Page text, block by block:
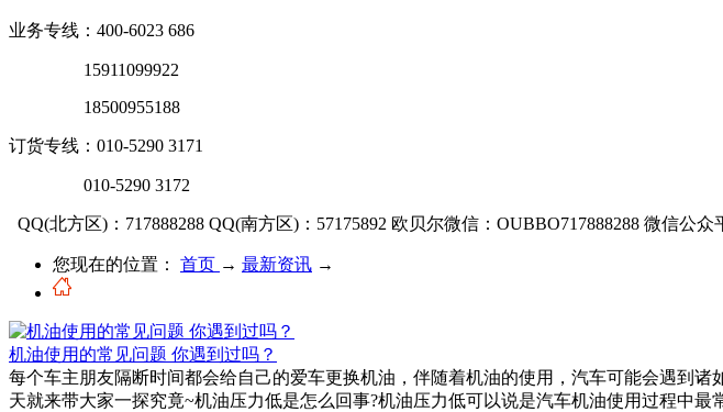
业务专线：400-6023 686
15911099922
18500955188
订货专线：010-5290 3171
010-5290 3172
QQ(北方区)：717888288 QQ(南方区)：57175892 欧贝尔微信：OUBBO717888288 微信公众
您现在的位置： 首页 → 最新资讯 →
机油使用的常见问题 你遇到过吗？
每个车主朋友隔断时间都会给自己的爱车更换机油，伴随着机油的使用，汽车可能会遇到
天就来带大家一探究竟~机油压力低是怎么回事?机油压力低可以说是汽车机油使用过程中